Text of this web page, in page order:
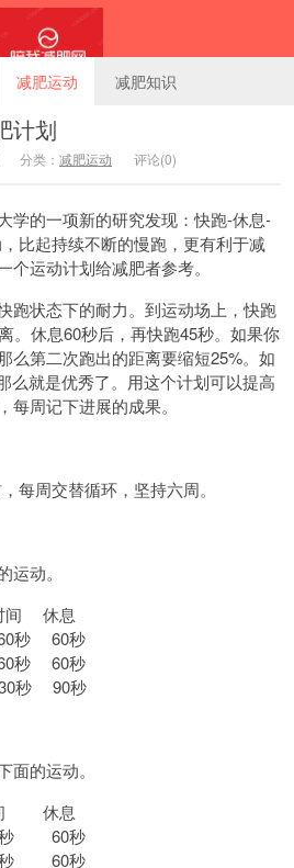
陪我减肥网
减肥运动 减肥知识
计划
分类： 减肥运动 评论(0)
的一项新的研究发现：快跑-休息-
比起持续不断的慢跑，更有利于减
运动计划给减肥者参考。
状态下的耐力。到运动场上，快跑
。休息60秒后，再快跑45秒。如果你
么第二次跑出的距离要缩短25%。如
么就是优秀了。用这个计划可以提高
每周记下进展的成果。
周交替循环，坚持六周。
动。
休息
60秒
60秒
90秒
的运动。
休息
60秒
60秒